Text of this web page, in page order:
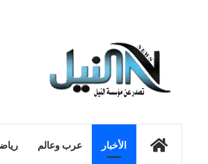
الرئيسيةالأخبار عرب وعالم